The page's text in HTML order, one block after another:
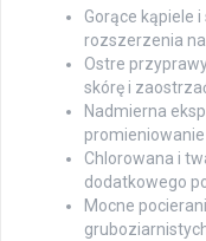
Gorące kąpiele
rozszerzenia
Ostre
skórę i
Nadmierna
promieniowanie
Chlorowana i
dodatkowego
Mocne